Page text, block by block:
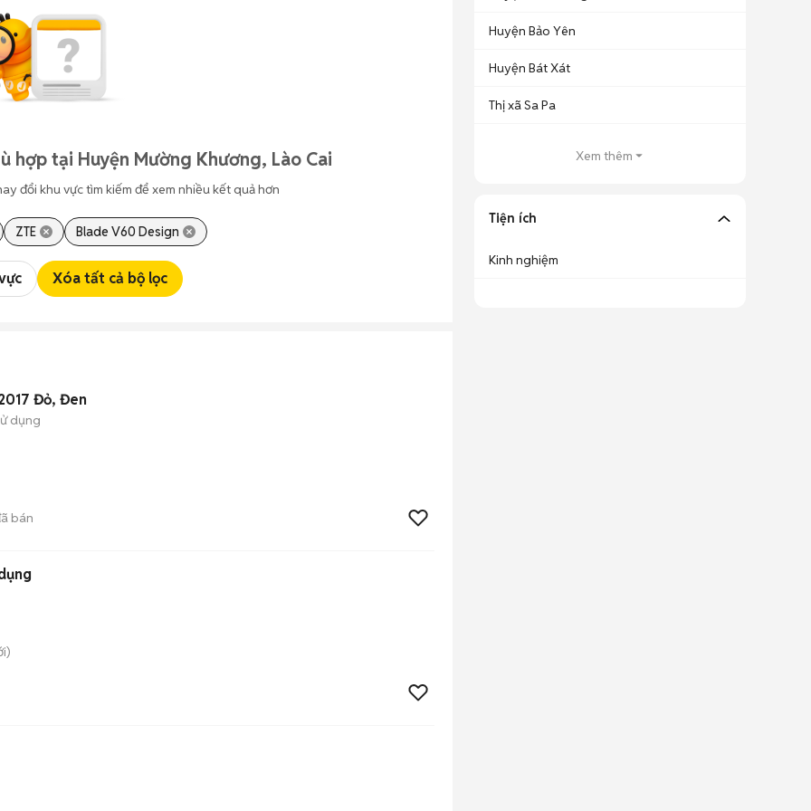
hợp tại Huyện Mường Khương, Lào Cai
đổi khu vực tìm kiếm để xem nhiều kết quả hơn
ZTE Blade V60 Design
Xóa tất cả bộ lọc
Đỏ, Đen
dụng
bán
Huyện Bảo Yên
Huyện Bát Xát
Thị xã Sa Pa
Xem thêm
Tiện ích
Kinh nghiệm